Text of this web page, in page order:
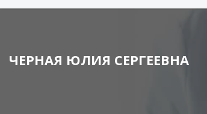
ЧЕРНАЯ ЮЛИЯ СЕРГЕЕВНА